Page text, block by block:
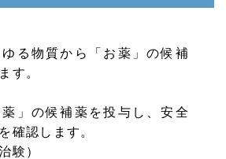
る物質から「お薬」の候補
す。
」の候補薬を投与し、安全
確認します。
験）